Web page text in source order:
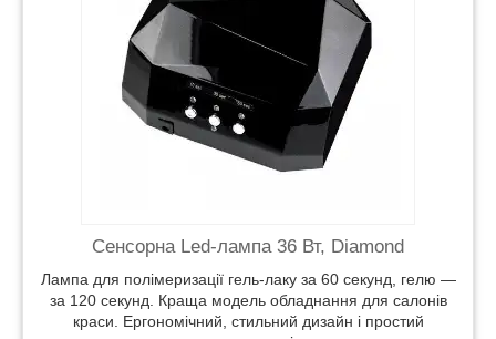
Сенсорна Led-лампа 36 Вт, Diamond
Лампа для полімеризації гель-лаку за 60 секунд, гелю —
за 120 секунд. Краща модель обладнання для салонів
краси. Ергономічний, стильний дизайн і простий